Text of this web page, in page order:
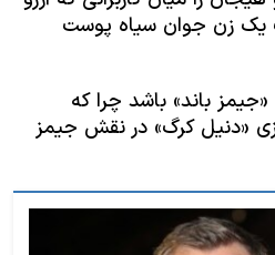
صلح
را در قالب یک زن جوان سیاه پوست
«جیمز باند» باشد چرا که
«باند ۲۵» با بازی «دنیل کرگ» در نقش جیمز